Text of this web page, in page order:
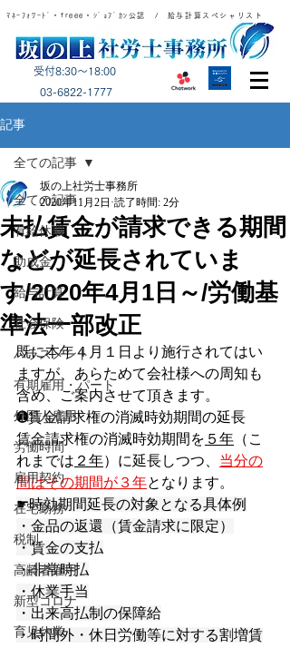
ﾏﾈｰﾌｫﾜｰﾄﾞ・freee・ｼﾞｮﾌﾞｶﾝ公認 / 給与計算スペシャリスト
受付8:30～18:00
​03-6822-1777
記事
全ての記事
有給休暇
助成金
給与計算
社会保険
ハラスメント
有期雇用・パート
外国人雇用
労働時間
雇用契約
在宅勤務
税制
高齢者雇用
新型コロナ
育児休業
全ての記事
未払賃金が請求できる期間
などが延長されていま
す/2020年4月1日～/労働基
準法一部改正
坂の上社労士事務所
2020年11月2日 読了時間: 2分
既に本年４月１日より施行されてはい
ますが、あらためて会社様への周知も
含め、ご案内させて頂きます。
➊賃金請求権の消滅時効期間の延長
賃金請求権の消滅時効期間を ５年 （こ
れまでは ２年）に延長しつつ、 当分の
間はその期間が３年となります。
☛時効期間延長の対象となる具体例
・金品の返還（賃金請求に限定）
・賃金の支払
・非常時払
・休業手当
・出来高払制の保障給
・時間外・休日労働等に対する割増賃